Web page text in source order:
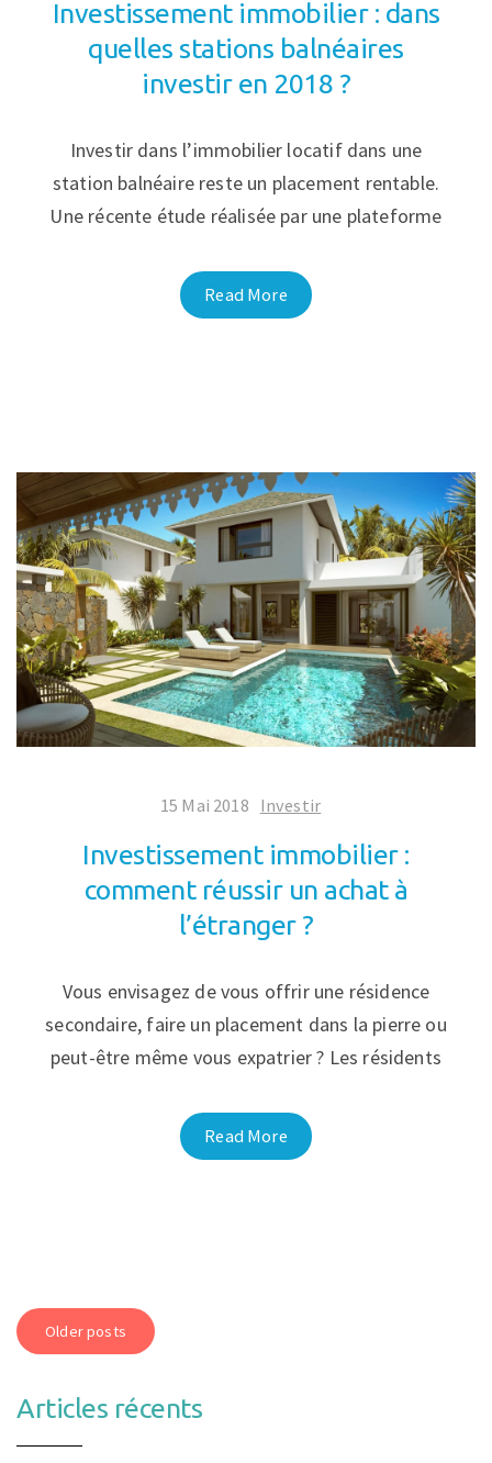
Investissement immobilier : dans
quelles stations balnéaires
investir en 2018 ?
Investir dans l’immobilier locatif dans une
station balnéaire reste un placement rentable.
Une récente étude réalisée par une plateforme
Read More
15 Mai 2018 Investir
Investissement immobilier :
comment réussir un achat à
l’étranger ?
Vous envisagez de vous offrir une résidence
secondaire, faire un placement dans la pierre ou
peut-être même vous expatrier ? Les résidents
Read More
Navigation
articles
Older posts
Articles récents